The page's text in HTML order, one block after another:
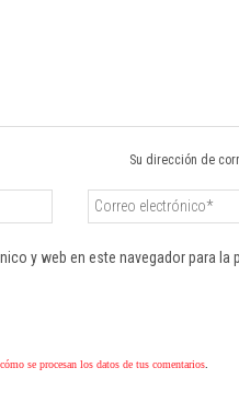
Su dirección de
y web en este navegador para la
se procesan los datos de tus comentarios